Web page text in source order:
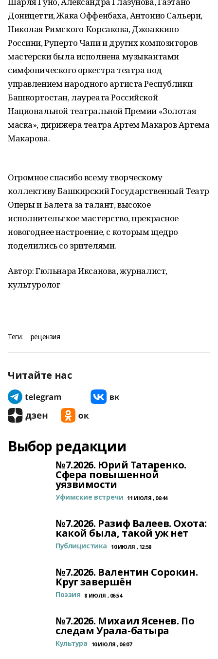
Доницетти, Жака Оффенбаха, Антонио Сальери,
Николая Римского-Корсакова, Джоаккино
Россини, Руперто Чапи и других композиторов
мастерски была исполнена музыкантами
симфонического оркестра театра под
управлением народного артиста Республики
Башкортостан, лауреата Российской
Национальной театральной Премии «Золотая
маска», дирижера театра Артем Макаров Артема
Макарова.
Огромное спасибо всему творческому
коллективу Башкирский Государственный Театр
Оперы и Балета за талант, высокое
исполнительское мастерство, прекрасное
новогоднее настроение, с которым щедро
поделились со зрителями.
Автор: Гюльнара Иксанова, журналист,
культуролог
Теги: рецензия
Читайте нас
Выбор редакции
№7.2026. Юрий Татаренко.
Сфера повышенной
уязвимости
Уфимские встречи 11 ИЮЛЯ , 06:44
№7.2026. Разиф Валеев. Охота:
какой была, такой уж нет
Публицистика 10 ИЮЛЯ , 12:58
№7.2026. Валентин Сорокин.
Круг завершён
Поэзия 8 ИЮЛЯ , 06:54
№7.2026. Михаил Ясенев. По
следам Урала-батыра
Культура 10 ИЮЛЯ , 06:07